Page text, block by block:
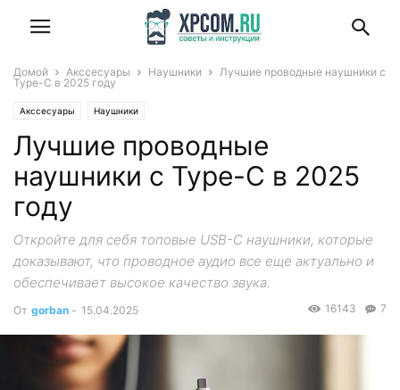
Домой Акссесуары Наушники
Лучшие проводные наушники с
Type-C в 2025 году
Акссесуары Наушники
Лучшие проводные
наушники с Type-C в 2025
году
Откройте для себя топовые USB-C наушники, которые
доказывают, что проводное аудио все еще актуально и
обеспечивает высокое качество звука.
От gorban - 15.04.2025 7
16143